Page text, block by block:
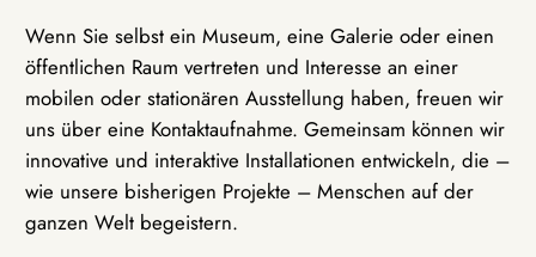
Wenn Sie selbst ein Museum, eine Galerie oder einen
öffentlichen Raum vertreten und Interesse an einer
mobilen oder stationären Ausstellung haben, freuen wir
uns über eine Kontaktaufnahme. Gemeinsam können wir
innovative und interaktive Installationen entwickeln, die –
wie unsere bisherigen Projekte – Menschen auf der
ganzen Welt begeistern.